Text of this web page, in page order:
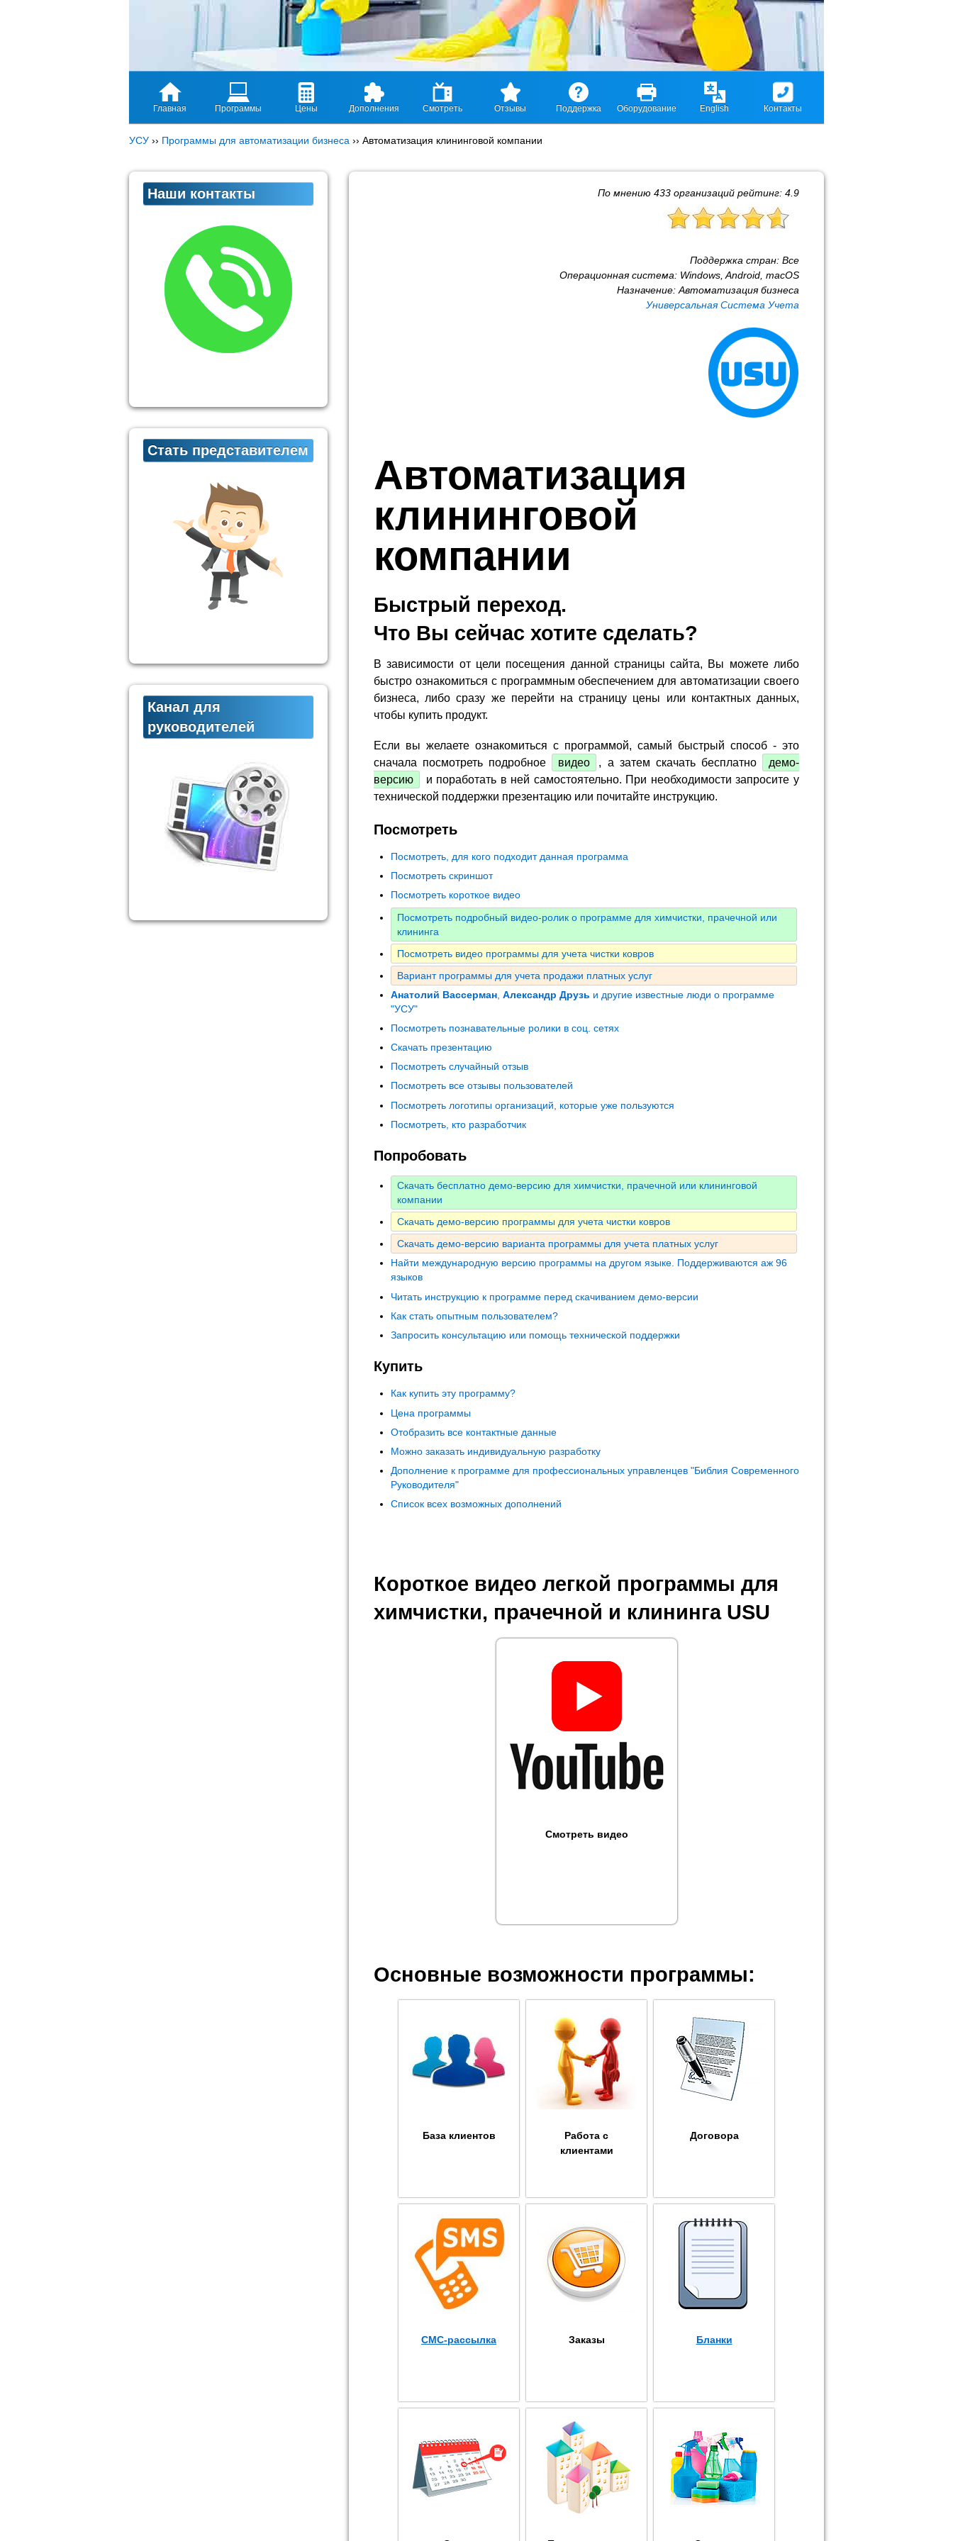
Главная Программы Цены Дополнения Смотреть Отзывы Поддержка Оборудование English Контакты
УСУ ›› Программы для автоматизации бизнеса ›› Автоматизация клининговой компании
По мнению 433 организаций рейтинг: 4.9
Поддержка стран: Все
Операционная система: Windows, Android, macOS
Назначение: Автоматизация бизнеса
Универсальная Система Учета
Автоматизация
клининговой
компании
Быстрый переход.
Что Вы сейчас хотите сделать?
В зависимости от цели посещения данной страницы сайта, Вы можете либо
быстро ознакомиться с программным обеспечением для автоматизации своего
бизнеса, либо сразу же перейти на страницу цены или контактных данных,
чтобы купить продукт.
Если вы желаете ознакомиться с программой, самый быстрый способ - это
сначала посмотреть подробное
видео , а затем скачать бесплатно
демо-
версию
и поработать в ней самостоятельно. При необходимости запросите у
технической поддержки презентацию или почитайте инструкцию.
Посмотреть
Посмотреть, для кого подходит данная программа
Посмотреть скриншот
Посмотреть короткое видео
Посмотреть подробный видео-ролик о программе для химчистки, прачечной или
клининга
Посмотреть видео программы для учета чистки ковров
Вариант программы для учета продажи платных услуг
Анатолий Вассерман Александр Друзь и другие известные люди о программе
"УСУ"
Посмотреть познавательные ролики в соц. сетях
Скачать презентацию
Посмотреть случайный отзыв
Посмотреть все отзывы пользователей
Посмотреть логотипы организаций, которые уже пользуются
Посмотреть, кто разработчик
Попробовать
Скачать бесплатно демо-версию для химчистки, прачечной или клининговой
компании
Скачать демо-версию программы для учета чистки ковров
Скачать демо-версию варианта программы для учета платных услуг
Найти международную версию программы на другом языке. Поддерживаются аж 96
языков
Читать инструкцию к программе перед скачиванием демо-версии
Как стать опытным пользователем?
Запросить консультацию или помощь технической поддержки
Купить
Как купить эту программу?
Цена программы
Отобразить все контактные данные
Можно заказать индивидуальную разработку
Дополнение к программе для профессиональных управленцев "Библия Современного
Руководителя"
Список всех возможных дополнений
Короткое видео легкой программы для
химчистки, прачечной и клининга USU
Смотреть видео
Основные возможности программы:
База клиентов
Работа с
клиентами
Договора
СМС-рассылка Заказы Бланки
Наши контакты
Стать представителем
Канал для
руководителей